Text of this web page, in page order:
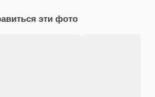
эти фото